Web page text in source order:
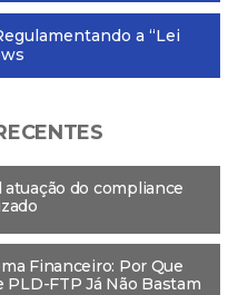
a “Lei
do compliance
Financeiro: Por Que
FTP Já Não Bastam